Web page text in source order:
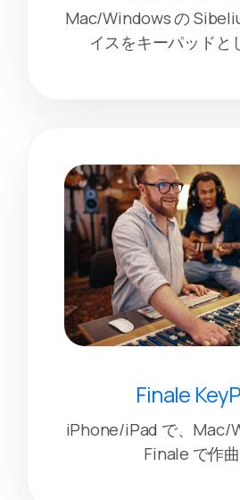
Mac/Windows の
イスをキーパッドと
Finale
iPhone/iPad で、Mac/
Finale で作曲